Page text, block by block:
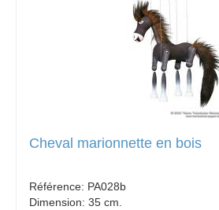
Cheval marionnette en bois
Référence: PA028b
Dimension: 35 cm.